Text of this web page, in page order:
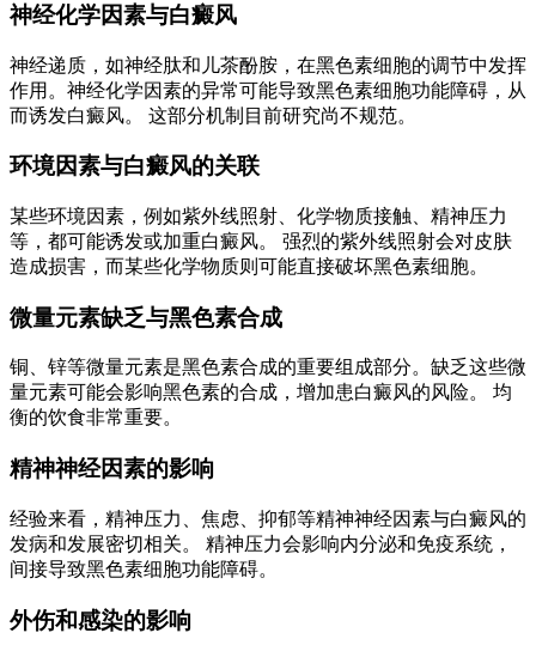
神经化学因素与白癜风
神经递质，如神经肽和儿茶酚胺，在黑色素细胞的调节中发挥
作用。神经化学因素的异常可能导致黑色素细胞功能障碍，从
而诱发白癜风。 这部分机制目前研究尚不规范。
环境因素与白癜风的关联
某些环境因素，例如紫外线照射、化学物质接触、精神压力
等，都可能诱发或加重白癜风。 强烈的紫外线照射会对皮肤
造成损害，而某些化学物质则可能直接破坏黑色素细胞。
微量元素缺乏与黑色素合成
铜、锌等微量元素是黑色素合成的重要组成部分。缺乏这些微
量元素可能会影响黑色素的合成，增加患白癜风的风险。 均
衡的饮食非常重要。
精神神经因素的影响
经验来看，精神压力、焦虑、抑郁等精神神经因素与白癜风的
发病和发展密切相关。 精神压力会影响内分泌和免疫系统，
间接导致黑色素细胞功能障碍。
外伤和感染的影响